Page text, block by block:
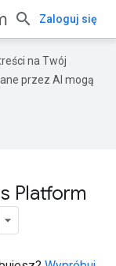
Zaloguj się
na Twój
przez AI mogą
Platform